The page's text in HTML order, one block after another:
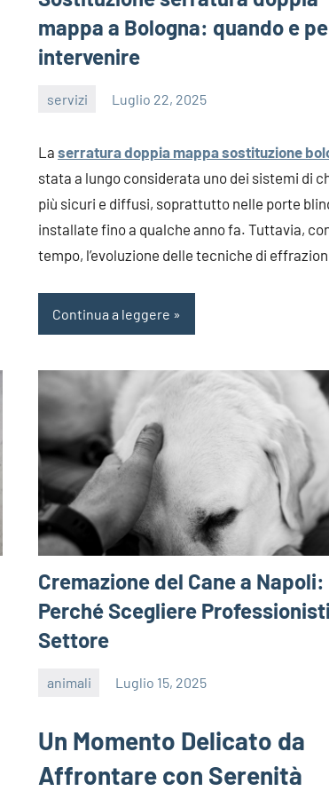
mappa a Bologna: quando e
intervenire
servizi Luglio 22, 2025
La serratura doppia mappa sostituzione
stata a lungo considerata uno dei sistemi di
più sicuri e diffusi, soprattutto nelle porte
installate fino a qualche anno fa. Tuttavia,
tempo, l’evoluzione delle tecniche di
Continua a leggere
Cremazione del Cane a Napoli:
Perché Scegliere
Settore
animali Luglio 15, 2025
Un Momento Delicato da
Affrontare con Serenità